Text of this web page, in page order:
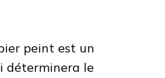
peint est un
déterminera le